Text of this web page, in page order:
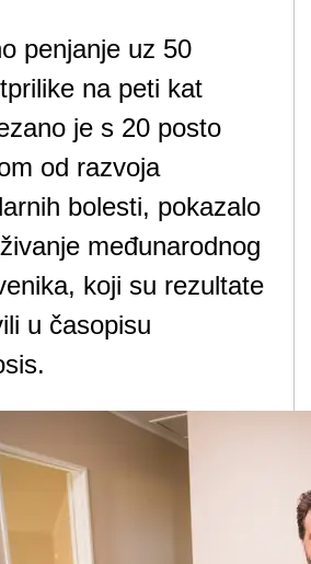
penjanje uz 50
na peti kat
je s 20 posto
od razvoja
bolesti, pokazalo
međunarodnog
koji su rezultate
u časopisu